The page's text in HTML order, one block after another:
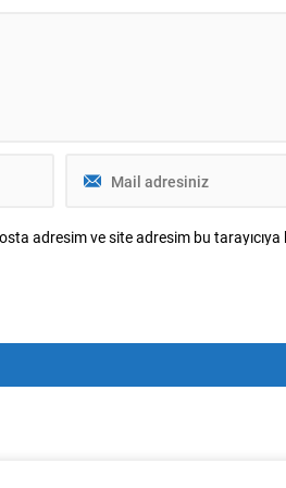
adresim ve site adresim bu